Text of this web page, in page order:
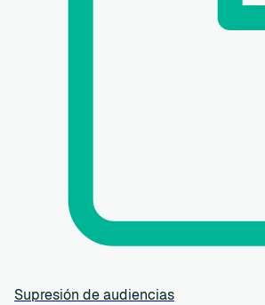
Supresión de audiencias